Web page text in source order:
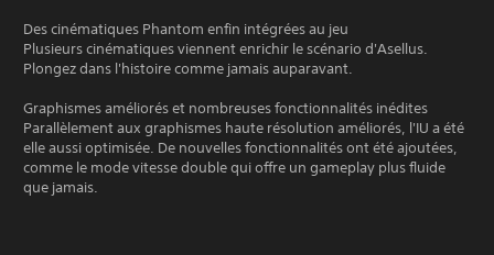
Des cinématiques Phantom enfin intégrées au jeu
Plusieurs cinématiques viennent enrichir le scénario d'Asellus.
Plongez dans l'histoire comme jamais auparavant.
Graphismes améliorés et nombreuses fonctionnalités inédites
Parallèlement aux graphismes haute résolution améliorés, l'IU a été
elle aussi optimisée. De nouvelles fonctionnalités ont été ajoutées,
comme le mode vitesse double qui offre un gameplay plus fluide
que jamais.